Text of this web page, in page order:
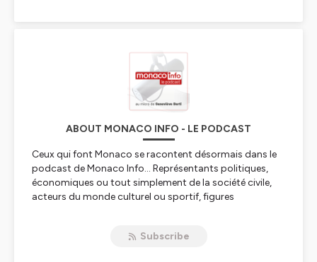
ABOUT MONACO INFO - LE PODCAST
Ceux qui font Monaco se racontent désormais dans le
podcast de Monaco Info… Représentants politiques,
économiques ou tout simplement de la société civile,
acteurs du monde culturel ou sportif, figures
passions ou leurs espoirs, toujours en lien avec leur
Subscribe